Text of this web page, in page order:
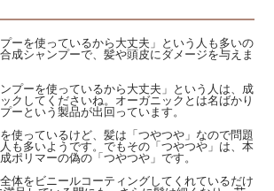
プーを使っているから大丈夫」という人も多いの
成シャンプーで、髪や頭皮にダメージを与えま
ンプーを使っているから大丈夫」という人は、成
クしてくださいね。オーガニックとは名ばかり
ーという製品が出回っています。
使っているけど、髪は「つやつや」なので問題
も多いようです。でもその「つやつや」は、本
ポリマーの偽の「つやつや」です。
体をビニールコーティングしてくれているだけ